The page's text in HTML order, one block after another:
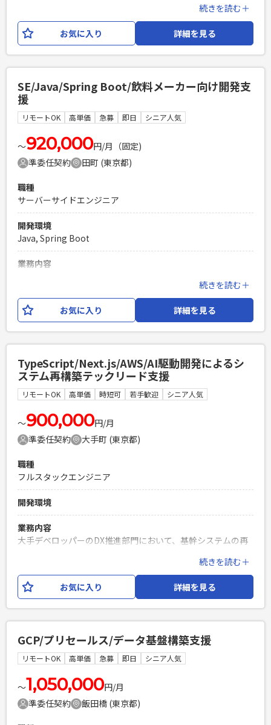
工程から開発まで主体的に推進できる中堅エンジニアを募集
します。 既存システムの機能改善を中心に、ユーザ部門との
仕様調整や影響調査など、上流工程から関わる機会の多い案
対応） ・既存システムの影響調査 ・基本設計、詳細設計 ・
Javaによるアプリケーション開発 ・テスト計画、テスト実施
・本番リリース対応 ・保守・障害調査 ※調査・設計工程の比
率が比較的高いポジションです。
必須スキル
・基本設計〜テストまでの開発経験 ・JavaによるWebシステ
PHPを用いたWebサービスの開発経験4年以上
エンジニア複数人のチームでの開発経験
続きを読む＋
お気に入り 詳細を見る
SE/Java/Spring Boot/飲料メーカー向け開発支
援
リモートOK 高単価 急募 即日 シニア人気
〜920,000円/月（固定)
準委任契約
田町 (東京都)
職種
サーバーサイドエンジニア
開発環境
Java, Spring Boot
業務内容
していただきます。 SEとして設計以降のフェーズに携わって
いただきます。 使用する技術としては、Java, Spring Boot,
Reactとなります。
Java(Springboot)開発経験 ・React開発経験（※類似FWでも
可） ・顧客折衝経験
PHPを用いたWebサービスの開発経験4年以上
エンジニア複数人のチームでの開発経験
続きを読む＋
お気に入り 詳細を見る
TypeScript/Next.js/AWS/AI駆動開発によるシ
ステム再構築テックリード支援
リモートOK 高単価 時短可 若手歓迎 シニア人気
〜900,000円/月
準委任契約
大手町 (東京都)
職種
フルスタックエンジニア
開発環境
業務内容
大手デベロッパーのDX推進部門において、基幹システムの再
をAI駆動開発にて実施すべく準備を進めており、まずはスモー
ルスタートとして、 周辺サブシステムでAI駆動開発を実施し
たいと考えております。 クライアントとしては初めての試み
マ）を募集いたします。 【具体的な業務内容】 ・技術スタッ
クの選定・検証・最適化（TypeScript 5.x / Node.js 22環境）
・サーバーレスアーキテクチャ（AWS Lambda, Step
Functions等）の設計・コードレビュー ・AI駆動開発におけ
るプロンプトやコンテキスト最適化、および生成コードの品
質担保 ・フロントエンド（Next.js / shadcn/ui）およびインフ
続きを読む＋
お気に入り 詳細を見る
GCP/プリセールス/データ基盤構築支援
リモートOK 高単価 急募 即日 シニア人気
〜1,050,000円/月
準委任契約
飯田橋 (東京都)